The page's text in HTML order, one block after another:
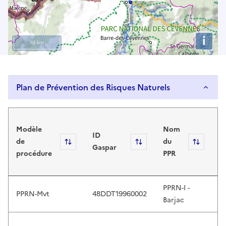
s
e
p
a
d
o
o
t
i
10 km
Plan de Prévention des Risques Naturels
Modèle
de
procédure
ID
Gaspar
Nom
du
PPR
PPRN-Mvt 48DDT19960002
PPRN-I -
Barjac